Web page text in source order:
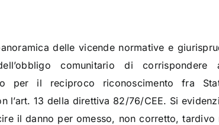
delle vicende normative e
comunitario di
per il reciproco riconoscimento fra
l’art. 13 della direttiva 82/76/CEE. Si
il danno per omesso, non corretto,